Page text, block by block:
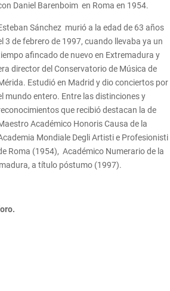
Daniel Barenboim en Roma en 1954.
Sánchez murió a la edad de 63 años
3 de febrero de 1997, cuando llevaba ya un
afincado de nuevo en Extremadura y
director del Conservatorio de Música de
Estudió en Madrid y dio conciertos por
mundo entero. Entre las distinciones y
que recibió destacan la de
Académico Honoris Causa de la
Mondiale Degli Artisti e Profesionisti
Roma (1954), Académico Numerario de la
a título póstumo (1997).